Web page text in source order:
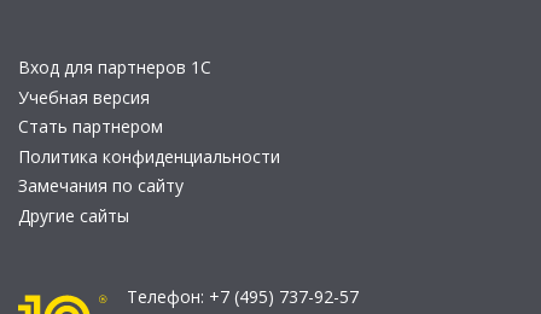
Вход для партнеров 1С
Учебная версия
Стать партнером
Политика конфиденциальности
Замечания по сайту
Другие сайты
Телефон: +7 (495) 737-92-57